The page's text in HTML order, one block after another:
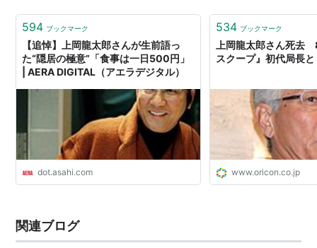
し、目。キーワードは変わらない。 もう木村拓哉キャラ
で脳内でも定着した。
」」」」」」」」」」」」」」」」」」」」」…
594 ブックマーク
【追悼】上岡龍太郎さんが生前語っ
た“隠居の極意”「食事は一日500円」
| AERA DIGITAL（アエラデジタル）
dot.asahi.com
534 ブックマーク
上岡龍太郎さん死
スクープ』初代局長
www.oricon.co.jp
関連ブログ